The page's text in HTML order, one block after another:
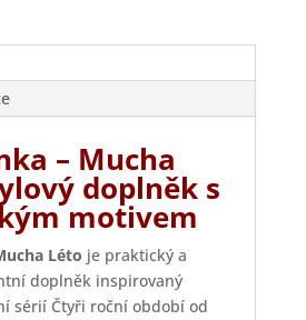
– Mucha
doplněk s
motivem
Léto je praktický a
doplněk inspirovaný
sérií Čtyři roční období od